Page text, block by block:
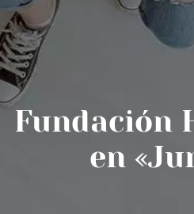
Fundación
en